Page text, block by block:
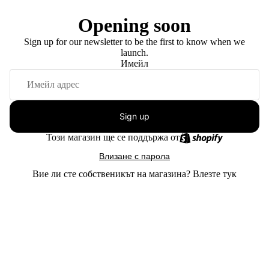
Opening soon
Sign up for our newsletter to be the first to know when we
launch.
Имейл
Sign up
Този магазин ще се поддържа от
Влизане с парола
Вие ли сте собственикът на магазина? Влезте тук